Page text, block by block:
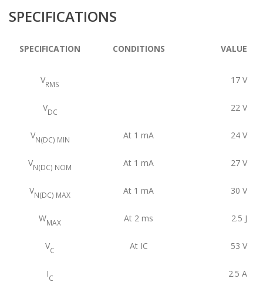
SPECIFICATIONS
SPECIFICATION CONDITIONS VALUE
VRMS 17 V
VDC 22 V
VN(DC) MIN At 1 mA 24 V
VN(DC) NOM At 1 mA 27 V
VN(DC) MAX At 1 mA 30 V
WMAX At 2 ms 2.5 J
VC At IC 53 V
IC 2.5 A